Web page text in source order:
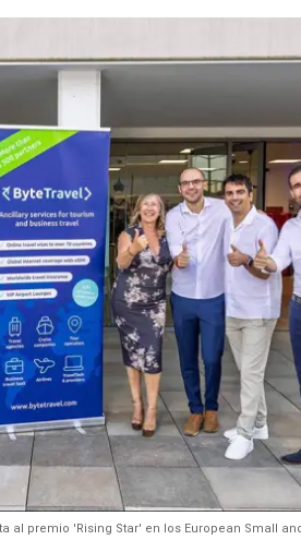
al premio 'Rising Star' en los European Small